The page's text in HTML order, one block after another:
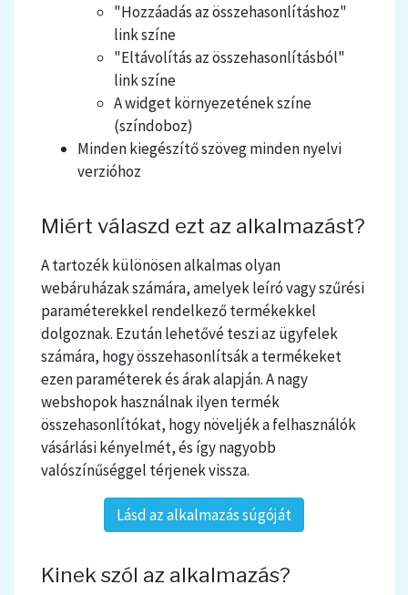
"Hozzáadás az összehasonlításhoz"
link színe
"Eltávolítás az összehasonlításból"
link színe
A widget környezetének színe
(színdoboz)
Minden kiegészítő szöveg minden nyelvi
verzióhoz
Miért válaszd ezt az alkalmazást?
A tartozék különösen alkalmas olyan
webáruházak számára, amelyek leíró vagy szűrési
paraméterekkel rendelkező termékekkel
dolgoznak. Ezután lehetővé teszi az ügyfelek
számára, hogy összehasonlítsák a termékeket
ezen paraméterek és árak alapján.A nagy
webshopok használnak ilyen termék
összehasonlítókat, hogy növeljék a felhasználók
vásárlási kényelmét, és így nagyobb
valószínűséggel térjenek vissza.
Lásd az alkalmazás súgóját
Kinek szól az alkalmazás?